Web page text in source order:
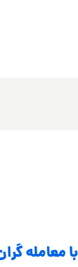
گران